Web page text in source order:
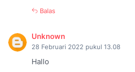
Balas
Unknown
28 Februari 2022 pukul 13.08
Hallo